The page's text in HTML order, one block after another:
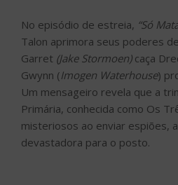
No episódio de estreia, “Só
Talon aprimora seus poderes
Garret (Jake Stormoen)caça
Gwynn (Imogen Waterhouse)
Um mensageiro revela que a
Primária, conhecida como Os
misteriosos ao enviar espiões,
devastadora para o posto.